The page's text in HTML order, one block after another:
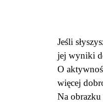
Jeśli
jej wyniki
O
więcej
Na